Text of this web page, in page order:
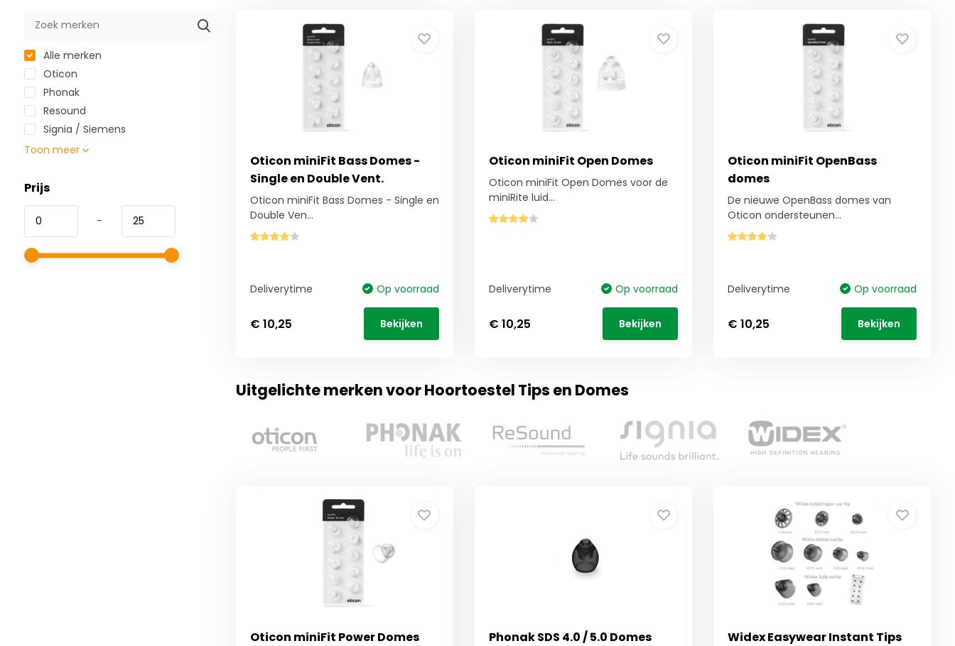
Alle merken
Oticon
Phonak
Resound
Signia / Siemens
Toon meer
Prijs
-
Oticon miniFit Bass Domes -
Single en Double Vent.
Oticon miniFit Bass Domes - Single en
Double Ven...
Deliverytime Op voorraad
€ 10,25 Bekijken
Oticon miniFit Open Domes
Oticon miniFit Open Domes voor de
miniRite luid...
Deliverytime Op voorraad
€ 10,25 Bekijken
Oticon miniFit OpenBass
domes
De nieuwe OpenBass domes van
Oticon ondersteunen...
Deliverytime Op voorraad
€ 10,25 Bekijken
Uitgelichte merken voor Hoortoestel Tips en Domes
Oticon miniFit Power Domes Phonak SDS 4.0 / 5.0 Domes
Widex Easywear Instant Tips